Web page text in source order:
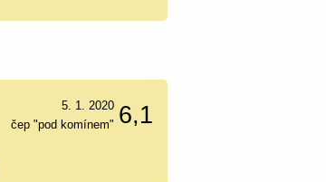
6,1
5. 1. 2020
čep "pod komínem"